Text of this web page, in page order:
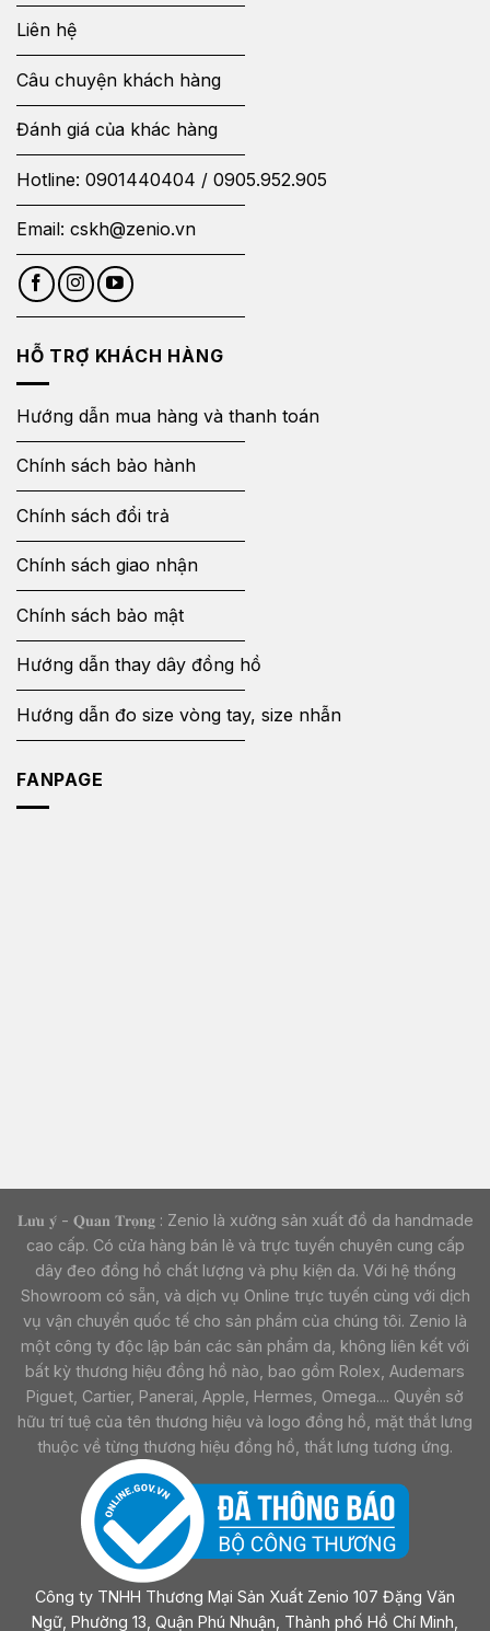
Liên hệ
Câu chuyện khách hàng
Đánh giá của khác hàng
Hotline: 0901440404 / 0905.952.905
Email: cskh@zenio.vn
HỖ TRỢ KHÁCH HÀNG
Hướng dẫn mua hàng và thanh toán
Chính sách bảo hành
Chính sách đổi trả
Chính sách giao nhận
Chính sách bảo mật
Hướng dẫn thay dây đồng hồ
Hướng dẫn đo size vòng tay, size nhẫn
FANPAGE
𝐋𝐮̛𝐮 𝐲́ - 𝐐𝐮𝐚𝐧 𝐓𝐫𝐨̣𝐧𝐠 : Zenio là xưởng sản xuất đồ da handmade
cao cấp. Có cửa hàng bán lẻ và trực tuyến chuyên cung cấp
dây đeo đồng hồ chất lượng và phụ kiện da. Với hệ thống
Showroom có sẵn, và dịch vụ Online trực tuyến cùng với dịch
vụ vận chuyển quốc tế cho sản phẩm của chúng tôi. Zenio là
một công ty độc lập bán các sản phẩm da, không liên kết với
bất kỳ thương hiệu đồng hồ nào, bao gồm Rolex, Audemars
Piguet, Cartier, Panerai, Apple, Hermes, Omega.... Quyền sở
hữu trí tuệ của tên thương hiệu và logo đồng hồ, mặt thắt lưng
thuộc về từng thương hiệu đồng hồ, thắt lưng tương ứng.
Công ty TNHH Thương Mại Sản Xuất Zenio 107 Đặng Văn
Ngữ, Phường 13, Quận Phú Nhuận, Thành phố Hồ Chí Minh,